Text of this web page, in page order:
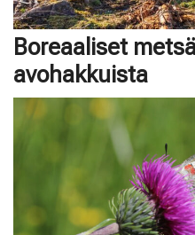
Boreaaliset
avohakkuista